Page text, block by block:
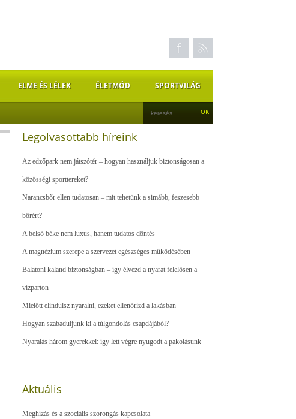
ELME ÉS LÉLEK ÉLETMÓD SPORTVILÁG
Legolvasottabb híreink
Az edzőpark nem játszótér – hogyan használjuk biztonságosan a
közösségi sporttereket?
Narancsbőr ellen tudatosan – mit tehetünk a simább, feszesebb
bőrért?
A belső béke nem luxus, hanem tudatos döntés
A magnézium szerepe a szervezet egészséges működésében
Balatoni kaland biztonságban – így élvezd a nyarat felelősen a
vízparton
Mielőtt elindulsz nyaralni, ezeket ellenőrizd a lakásban
Hogyan szabaduljunk ki a túlgondolás csapdájából?
Nyaralás három gyerekkel: így lett végre nyugodt a pakolásunk
Aktuális
Meghízás és a szociális szorongás kapcsolata